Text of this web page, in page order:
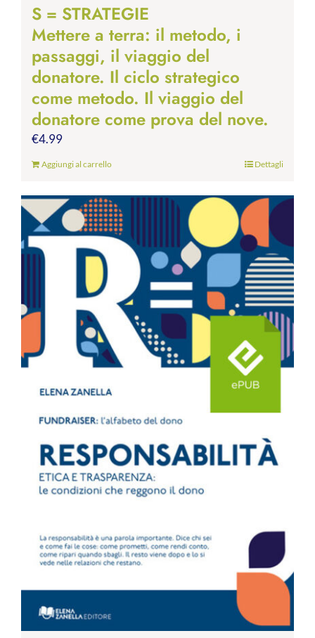
S = STRATEGIE
Mettere a terra: il metodo, i
passaggi, il viaggio del
donatore. Il ciclo strategico
come metodo. Il viaggio del
donatore come prova del nove.
€4.99
Aggiungi al carrello Dettagli